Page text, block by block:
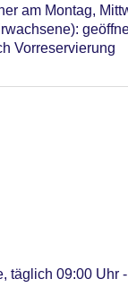
am Montag,
Vorreservierung
täglich 09:00 Uhr